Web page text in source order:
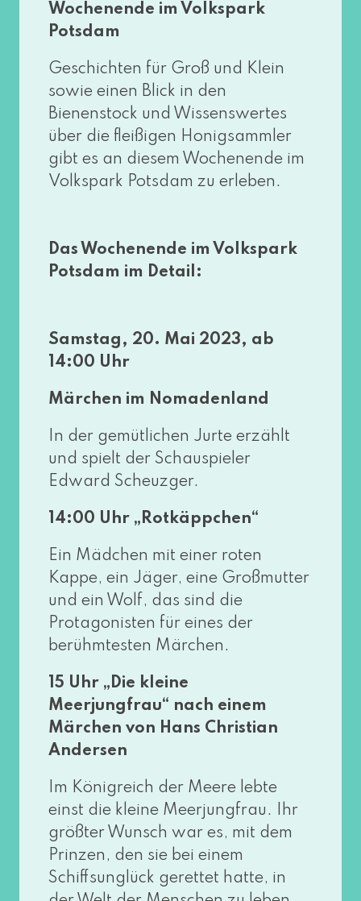
Wochenende im Volkspark
Potsdam
Geschichten für Groß und Klein
sowie einen Blick in den
Bienenstock und Wissenswertes
über die flei­ßi­gen Honigsammler
gibt es an die­sem Wochenende im
Volkspark Potsdam zu erleben.
Das Wochenende im Volkspark
Potsdam im Detail:
Samstag, 20. Mai 2023, ab
14:00 Uhr
Märchen im Nomadenland
In der gemüt­li­chen Jurte erzählt
und spielt der Schauspieler
Edward Scheuzger.
14:00 Uhr „Rotkäppchen“
Ein Mädchen mit einer roten
Kappe, ein Jäger, eine Großmutter
und ein Wolf, das sind die
Protagonisten für eines der
berühm­tes­ten Märchen.
15 Uhr „Die klei­ne
Meerjungfrau“ nach einem
Märchen von Hans Christian
Andersen
Im Königreich der Meere leb­te
einst die klei­ne Meerjungfrau. Ihr
größ­ter Wunsch war es, mit dem
Prinzen, den sie bei einem
Schiffsunglück geret­tet hat­te, in